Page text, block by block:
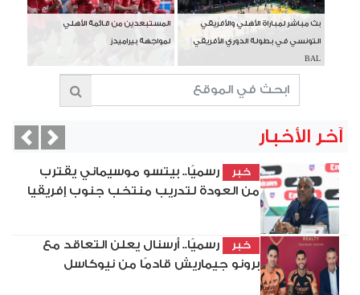
بث مباشر لمباراة الأهلي والأفريقي
التونسي في بطولة الدوري الأفريقي
BAL
المستبعدين من قائمة الأهلي
لمواجهة بيراميدز
آخر الأخبار
خبر
رسميًا.. بيتسو موسيماني يقترب
من العودة لتدريب منتخب جنوب إفريقيا
خبر
رسميًا.. أرسنال يعلن التعاقد مع
برونو جيماريش قادمًا من نيوكاسل
Next